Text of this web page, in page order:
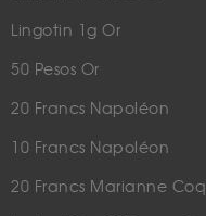
Lingotin 1g Or
50 Pesos Or
20 Francs Napoléon
10 Francs Napoléon
20 Francs Marianne Coq